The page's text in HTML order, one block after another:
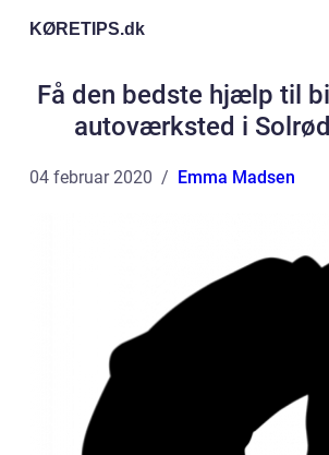
KØRETIPS.dk
Få den bedste hjælp til
autoværksted i
04 februar 2020 Emma Madsen